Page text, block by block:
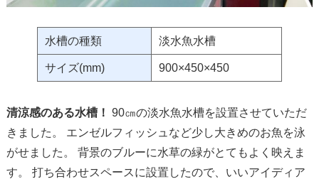
水槽の種類 淡水魚水槽
サイズ(mm) 900×450×450
清涼感のある水槽！ 90㎝の淡水魚水槽を設置させていただ
きました。 エンゼルフィッシュなど少し大きめのお魚を泳
がせました。 背景のブルーに水草の緑がとてもよく映えま
す。 打ち合わせスペースに設置したので、いいアイディア